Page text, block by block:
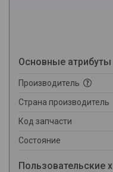
Основные атрибуты
Производитель
Страна производитель
Код запчасти
Состояние
Пользовательские